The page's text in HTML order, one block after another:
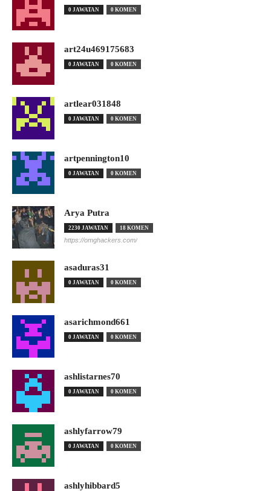
0 JAWATAN 0 KOMEN
art24u469175683
0 JAWATAN 0 KOMEN
artlear031848
0 JAWATAN 0 KOMEN
artpennington10
0 JAWATAN 0 KOMEN
Arya Putra
2230 JAWATAN 18 KOMEN
https://omghackers.com/
asaduras31
0 JAWATAN 0 KOMEN
asarichmond661
0 JAWATAN 0 KOMEN
ashlistarnes70
0 JAWATAN 0 KOMEN
ashlyfarrow79
0 JAWATAN 0 KOMEN
ashlyhibbard5